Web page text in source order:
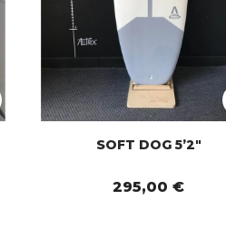
SOFT DOG 5’2"
295,00 €